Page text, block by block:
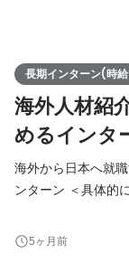
長期インターン(時
海外人材紹
めるインタ
海外から日本へ就
ンターン ＜具体的には？＞ 介護施設様に“外国人採用”のご案内を
らで用意します) ■アポ
■社内の半分は外
5ヶ月前